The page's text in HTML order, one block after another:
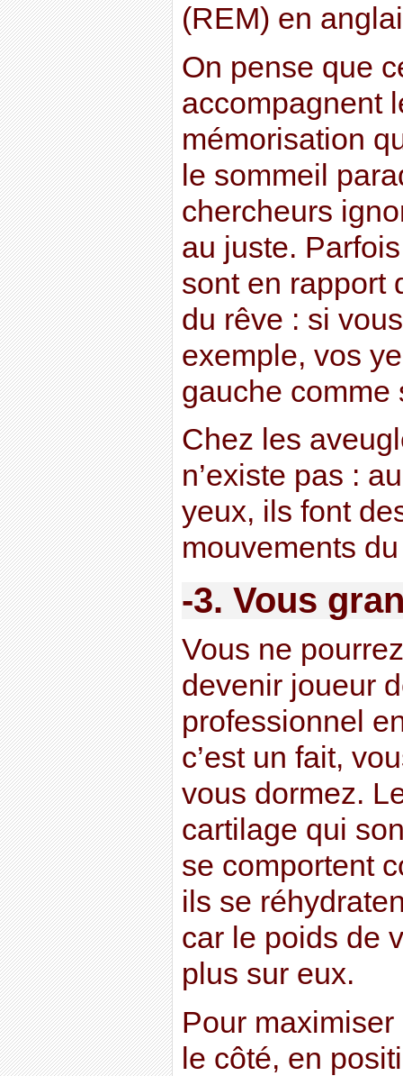
(REM) en
On pense que
accompagnent
mémorisation
le sommeil
chercheurs
au juste.
sont en rapport
du rêve : si
exemple, vos
gauche comme
Chez les
n’existe pas :
yeux, ils font
mouvements
-3. Vous
Vous ne
devenir joueur
professionnel
c’est un fait,
vous dormez.
cartilage qui
se comportent
ils se
car le poids de
plus sur eux.
Pour
le côté, en